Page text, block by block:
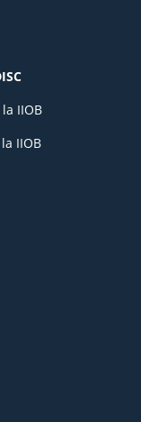
IIOB
IIOB